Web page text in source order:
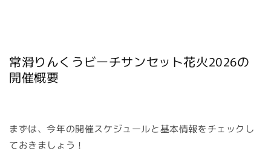
常滑りんくうビーチサンセット花火2026の
開催概要
まずは、今年の開催スケジュールと基本情報をチェックし
ておきましょう！